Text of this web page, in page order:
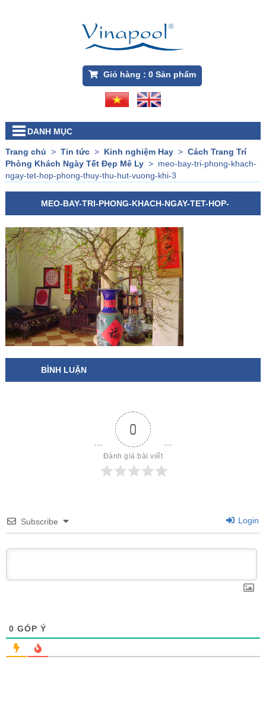
Giỏ hàng : 0Sản phẩm
DANH MỤC
Trang chủ > Tin tức> Kinh nghiệm Hay> Cách Trang Trí
Phòng Khách Ngày Tết Đẹp Mê Ly> meo-bay-tri-phong-khach-
ngay-tet-hop-phong-thuy-thu-hut-vuong-khi-3
MEO-BAY-TRI-PHONG-KHACH-NGAY-TET-HOP-
PHONG-THUY-THU-HUT-VUONG-KHI-3
BÌNH LUẬN
0
Đánh giá bài viết
Subscribe Login
0 GÓP Ý